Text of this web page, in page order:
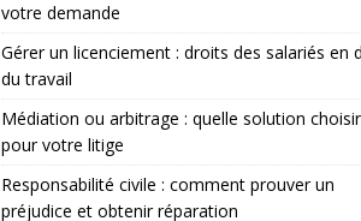
votre demande
Gérer un licenciement : droits des salariés en
du travail
Médiation ou arbitrage : quelle solution choisir
pour votre litige
Responsabilité civile : comment prouver un
préjudice et obtenir réparation